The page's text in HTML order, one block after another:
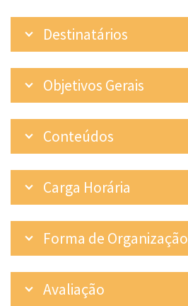
Destinatários
Objetivos Gerais
Conteúdos
Carga Horária
Forma de Organização
Avaliação